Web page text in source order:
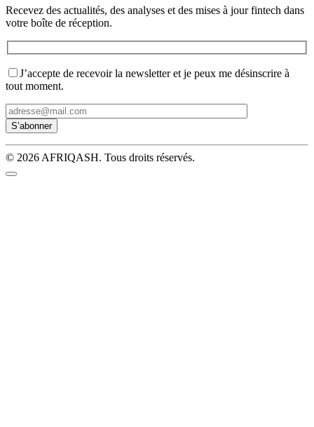
Recevez des actualités, des analyses et des mises à jour fintech dans
votre boîte de réception.
J’accepte de recevoir la newsletter et je peux me désinscrire à
tout moment.
© 2026 AFRIQASH. Tous droits réservés.